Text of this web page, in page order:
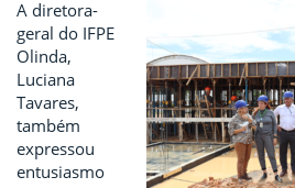
A diretora-
geral do IFPE
Olinda,
Luciana
Tavares,
também
expressou
entusiasmo